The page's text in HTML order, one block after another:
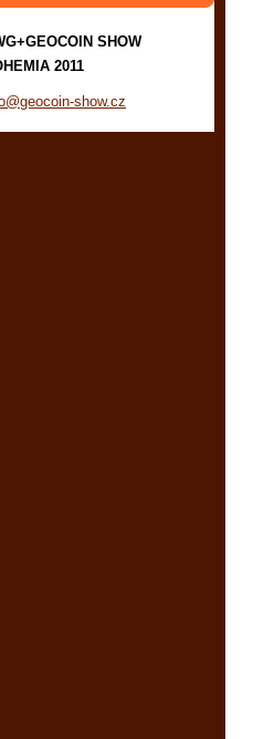
SHOW
2011
coin-show.cz